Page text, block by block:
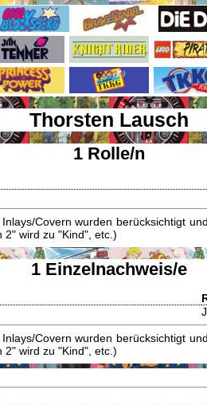
Thorsten Lausch
1 Rolle/n
Covern wurden berücksichtigt
wird zu "Kind", etc.)
1 Einzelnachweis/e
Covern wurden berücksichtigt
wird zu "Kind", etc.)